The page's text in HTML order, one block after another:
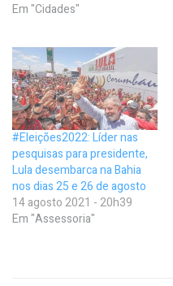
Em "Cidades"
#Eleições2022: Líder nas
pesquisas para presidente,
Lula desembarca na Bahia
nos dias 25 e 26 de agosto
14 agosto 2021 - 20h39
Em "Assessoria"